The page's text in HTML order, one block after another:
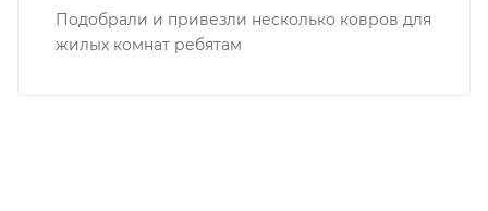
Подобрали и привезли несколько ковров для
жилых комнат ребятам